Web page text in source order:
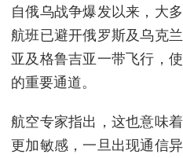
自俄乌战争爆发以来，大
航班已避开俄罗斯及乌克
亚及格鲁吉亚一带飞行，
的重要通道。
航空专家指出，这也意味
更加敏感，一旦出现通信